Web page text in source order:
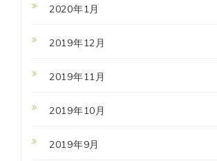
2020年1月
2019年12月
2019年11月
2019年10月
2019年9月